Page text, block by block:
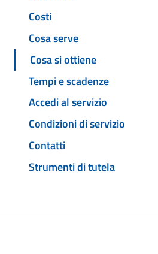
Costi
Cosa serve
Cosa si ottiene
Tempi e scadenze
Accedi al servizio
Condizioni di servizio
Contatti
Strumenti di tutela